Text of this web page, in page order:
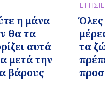
η μάνα
θα τα
αυτά
μετά την
βάρους
Όλες
τα